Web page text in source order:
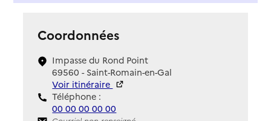
Coordonnées
Impasse du Rond Point
69560 - Saint-Romain-en-Gal
Voir itinéraire
Téléphone :
00 00 00 00 00